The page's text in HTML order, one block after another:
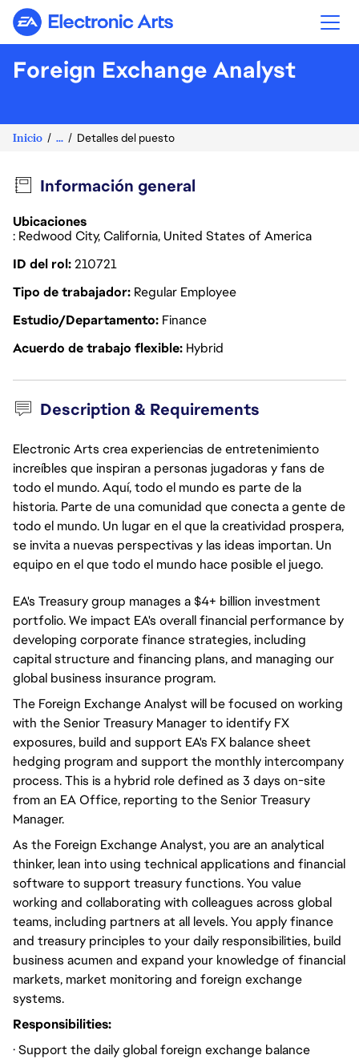
Electronic Arts
Foreign Exchange Analyst
Inicio ... Detalles del puesto
Información general
Ubicaciones
: Redwood City, California, United States of America
ID del rol210721
Tipo de trabajador Regular Employee
Estudio/Departamento Finance
Acuerdo de trabajo flexible Hybrid
Description & Requirements
Electronic Arts crea experiencias de entretenimiento
increíbles que inspiran a personas jugadoras y fans de
todo el mundo. Aquí, todo el mundo es parte de la
historia. Parte de una comunidad que conecta a gente de
todo el mundo. Un lugar en el que la creatividad prospera,
se invita a nuevas perspectivas y las ideas importan. Un
equipo en el que todo el mundo hace posible el juego.
EA's Treasury group manages a $4+ billion investment
portfolio. We impact EA's overall financial performance by
developing corporate finance strategies, including
capital structure and financing plans, and managing our
global business insurance program.
The Foreign Exchange Analyst will be focused on working
with the Senior Treasury Manager to identify FX
exposures, build and support EA's FX balance sheet
hedging program and support the monthly intercompany
process. This is a hybrid role defined as 3 days on-site
from an EA Office, reporting to the Senior Treasury
Manager.
As the Foreign Exchange Analyst, you are an analytical
thinker, lean into using technical applications and financial
software to support treasury functions. You value
working and collaborating with colleagues across global
teams, including partners at all levels. You apply finance
and treasury principles to your daily responsibilities, build
business acumen and expand your knowledge of financial
markets, market monitoring and foreign exchange
systems.
Responsibilities:
· Support the daily global foreign exchange balance